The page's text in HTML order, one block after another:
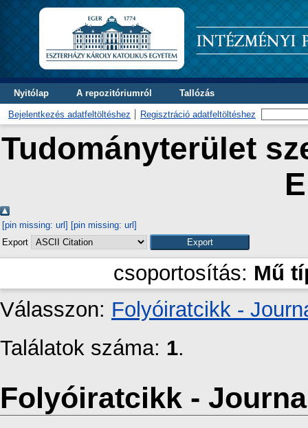
Nyitólap A repozitóriumról Tallózás
Bejelentkezés adatfeltöltéshez Regisztráció adatfeltöltéshez
Tudományterület
[pin missing: url] [pin missing: url]
Export
csoportosítás: Mű
Válasszon: Folyóiratcikk -
Találatok száma: 1.
Folyóiratcikk -